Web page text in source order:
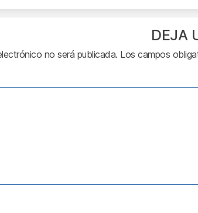
DEJA
no será publicada. Los campos